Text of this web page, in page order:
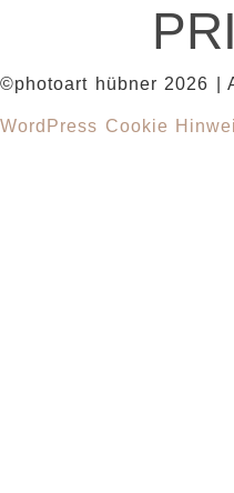
©photoart hübner 2026 |
WordPress Cookie